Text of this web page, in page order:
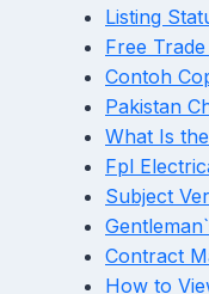
Listing
Free
Contoh
Pakistan
What Is
Fpl
Subject
Contract
How to